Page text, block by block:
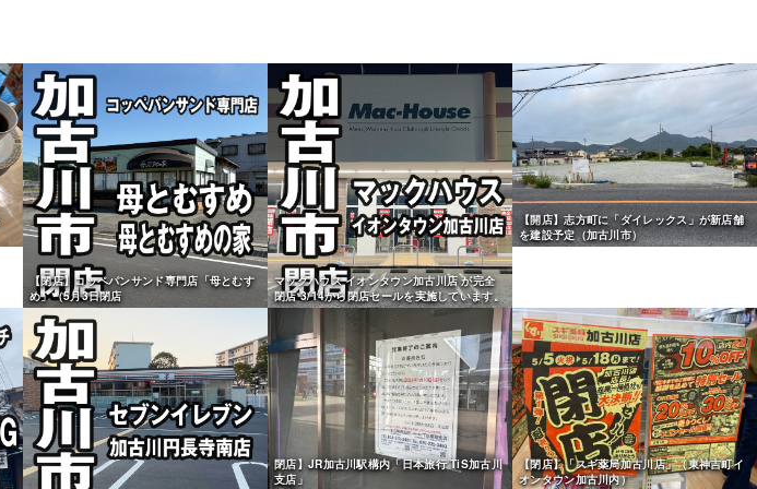
【閉店】コッペパンサンド専門店「母とむす
め」（5月3日閉店
マックハウス イオンタウン加古川店 が完全
閉店 3/14から閉店セールを実施しています。
【開店】志方町に「ダイレックス」が新店舗
を建設予定（加古川市）
閉店】JR加古川駅構内「日本旅行 TiS加古川
支店」
【閉店】「スギ薬局加古川店」（東神吉町イ
オンタウン加古川内）